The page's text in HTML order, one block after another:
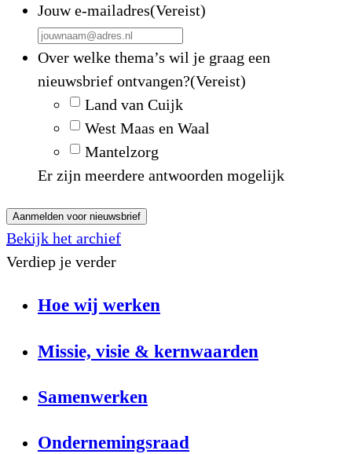
Jouw e-mailadres(Vereist)
Over welke thema’s wil je graag een
nieuwsbrief ontvangen?(Vereist)
Land van Cuijk
West Maas en Waal
Mantelzorg
Er zijn meerdere antwoorden mogelijk
Aanmelden voor nieuwsbrief
Bekijk het archief
Verdiep je verder
Hoe wij werken
Missie, visie & kernwaarden
Samenwerken
Ondernemingsraad